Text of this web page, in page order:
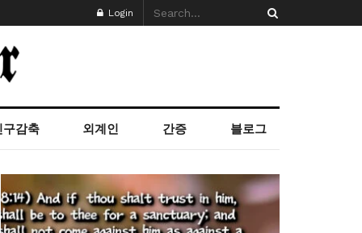
Login
구감축 외계인 간증 블로그